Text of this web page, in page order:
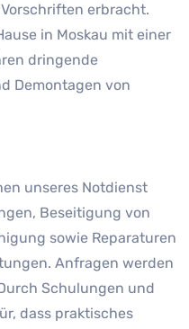
erbracht.
in Moskau mit einer
dringende
Demontagen von
unseres Notdienst
Beseitigung von
sowie Reparaturen
Anfragen werden
Schulungen und
dass praktisches